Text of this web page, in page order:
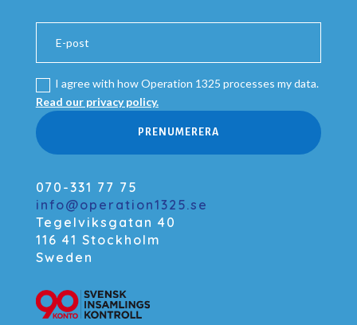
I agree with how Operation 1325 processes my data.
Read our privacy policy.
PRENUMERERA
070-331 77 75
info@operation1325.se
Tegelviksgatan 40
116 41 Stockholm
Sweden